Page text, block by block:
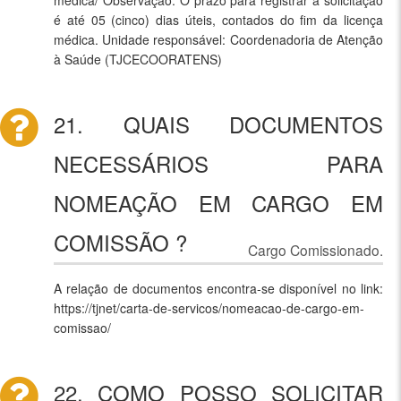
é até 05 (cinco) dias úteis, contados do fim da licença
médica. Unidade responsável: Coordenadoria de Atenção
à Saúde (TJCECOORATENS)
21. QUAIS DOCUMENTOS
NECESSÁRIOS PARA
NOMEAÇÃO EM CARGO EM
COMISSÃO ?
Cargo Comissionado.
A relação de documentos encontra-se disponível no link:
https://tjnet/carta-de-servicos/nomeacao-de-cargo-em-
comissao/
22. COMO POSSO SOLICITAR